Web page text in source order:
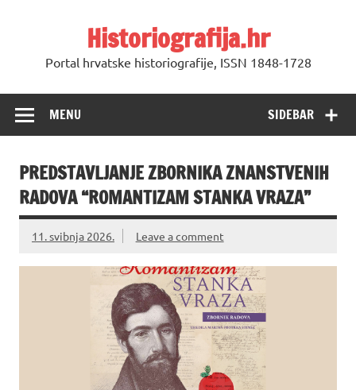
Historiografija.hr
Portal hrvatske historiografije, ISSN 1848-1728
SIDEBAR
MENU
PREDSTAVLJANJE ZBORNIKA ZNANSTVENIH
RADOVA “ROMANTIZAM STANKA VRAZA”
11. svibnja 2026. Leave a comment